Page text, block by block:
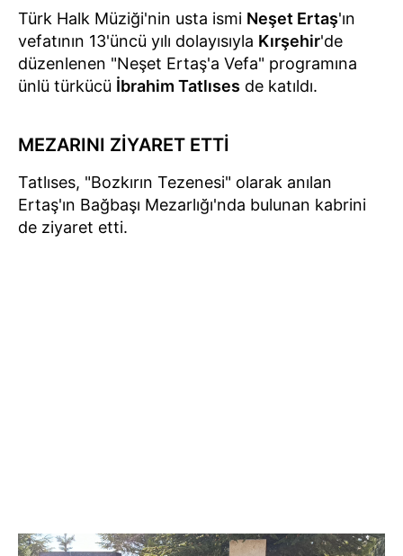
Türk Halk Müziği'nin usta ismi Neşet Ertaş'ın
vefatının 13'üncü yılı dolayısıyla Kırşehir'de
düzenlenen "Neşet Ertaş'a Vefa" programına
ünlü türkücü İbrahim Tatlıses de katıldı.
MEZARINI ZİYARET ETTİ
Tatlıses, "Bozkırın Tezenesi" olarak anılan
Ertaş'ın Bağbaşı Mezarlığı'nda bulunan kabrini
de ziyaret etti.